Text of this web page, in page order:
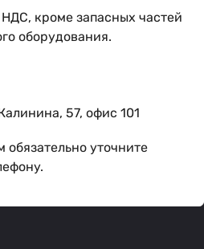
кроме запасных частей
оборудования.
57, офис 101
обязательно уточните